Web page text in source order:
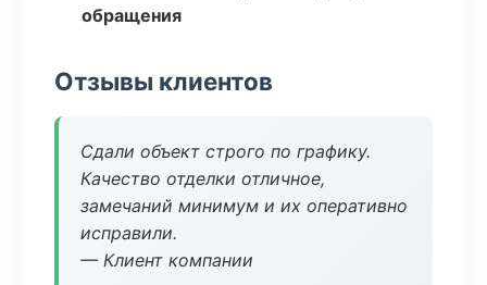
обращения
Отзывы клиентов
Сдали объект строго по графику.
Качество отделки отличное,
замечаний минимум и их оперативно
исправили.
— Клиент компании